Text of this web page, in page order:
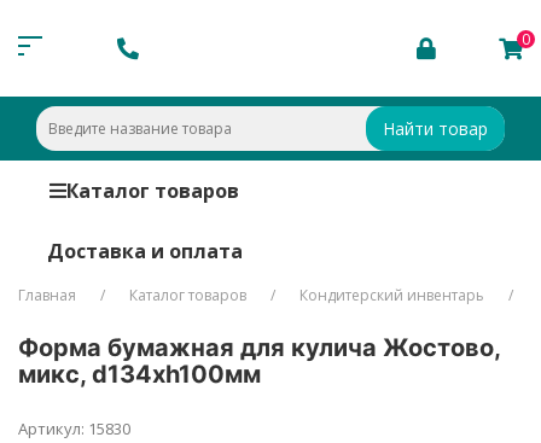
0
Найти товар
Каталог товаров
Доставка и оплата
Главная Каталог товаров Кондитерский инвентарь
Форма бумажная для кулича Жостово,
микс, d134хh100мм
Артикул: 15830